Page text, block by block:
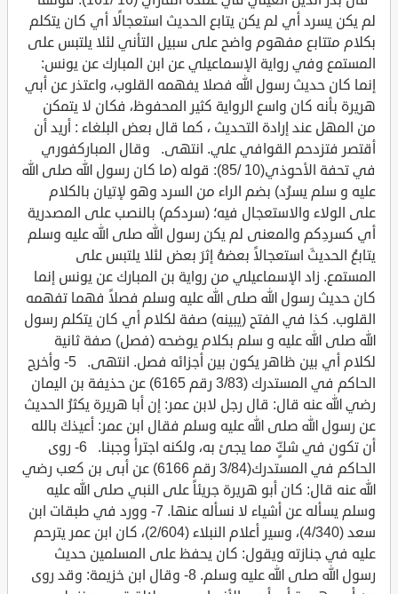
لم يكن يسرد أي لم يكن يتابع الحديث استعجالًا أي كان يتكلم
بكلام متتابع مفهوم واضح على سبيل التأني لئلا يلتبس على
المستمع وفي رواية الإسماعيلي عن ابن المبارك عن يونس:
إنما كان حديث رسول الله فصلا يفهمه القلوب، واعتذر عن أبي
هريرة بأنه كان واسع الرواية كثير المحفوظ، فكان لا يتمكن
من المهل عند إرادة التحديث ، كما قال بعض البلغاء : أريد أن
أقتصر فتزدحم القوافي علي. انتهى. وقال المباركفوري
في تحفة الأحوذي(10 /85): قوله (ما كان رسول الله صلى الله
عليه و سلم يسرُد) بضم الراء من السرد وهو لإتيان بالكلام
على الولاء والاستعجال فيه؛ (سردكم) بالنصب على المصدرية
أي كسردِكم والمعنى لم يكن رسول الله صلى الله عليه وسلم
يتابعُ الحديثَ استعجالاً بعضهُ إثرَ بعض لئلا يلتبس على
المستمع. زاد الإسماعيلي من رواية بن المبارك عن يونس إنما
كان حديث رسول الله صلى الله عليه وسلم فصلاً فهما تفهمه
القلوب. كذا في الفتح (يبينه) صفة لكلام أي كان يتكلم رسول
الله صلى الله عليه و سلم بكلام يوضحه (فصل) صفة ثانية
لكلام أي بين ظاهر يكون بين أجزائه فصل. انتهى. 5- وأخرج
الحاكم في المستدرك (3/83 رقم 6165) عن حذيفة بن اليمان
رضي الله عنه قال: قال رجل لابن عمر: إن أبا هريرة يكثرُ الحديث
عن رسول الله صلى الله عليه وسلم فقال ابن عمر: أعيذكَ بالله
أن تكون في شكٍّ مما يجئ به، ولكنه اجترأ وجبنا. 6- روى
الحاكم في المستدرك(3/84 رقم 6166) عن أبى بن كعب رضي
الله عنه قال: كان أبو هريرة جريئاً على النبي صلى الله عليه
وسلم يسأله عن أشياء لا نسأله عنها. 7- وورد في طبقات ابن
سعد (4/340)، وسير أعلام النبلاء (2/604)، كان ابن عمر يترحم
عليه في جنازته ويقول: كان يحفظ على المسلمين حديث
رسول الله صلى الله عليه وسلم. 8- وقال ابن خزيمة: وقد روى